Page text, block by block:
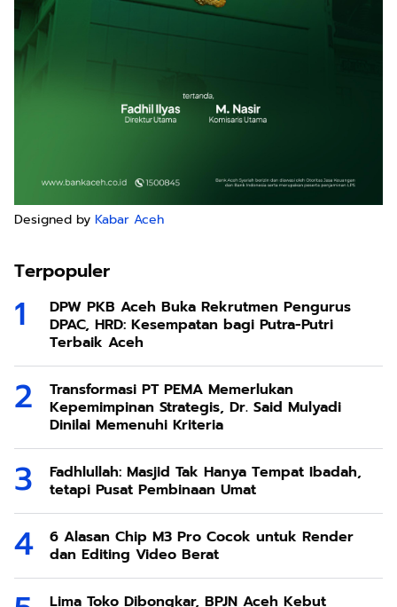
Designed by Kabar Aceh
Terpopuler
DPW PKB Aceh Buka Rekrutmen Pengurus
DPAC, HRD: Kesempatan bagi Putra-Putri
Terbaik Aceh
Transformasi PT PEMA Memerlukan
Kepemimpinan Strategis, Dr. Said Mulyadi
Dinilai Memenuhi Kriteria
Fadhlullah: Masjid Tak Hanya Tempat Ibadah,
tetapi Pusat Pembinaan Umat
6 Alasan Chip M3 Pro Cocok untuk Render
dan Editing Video Berat
Lima Toko Dibongkar, BPJN Aceh Kebut